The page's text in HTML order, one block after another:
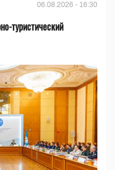
06.08.2026 - 16:30
туристический